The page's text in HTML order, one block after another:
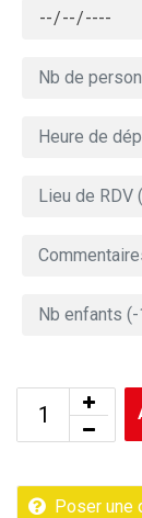
Poser une